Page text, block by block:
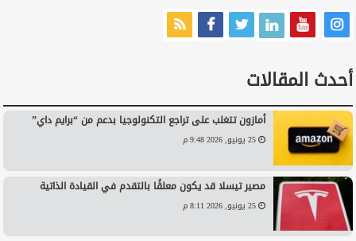
أحدث المقالات
أمازون تتغلب على تراجع التكنولوجيا بدعم من “برايم داي”
25 يونيو, 2026 9:48 م
مصير تيسلا قد يكون معلقًا بالتقدم في القيادة الذاتية
25 يونيو, 2026 8:11 م